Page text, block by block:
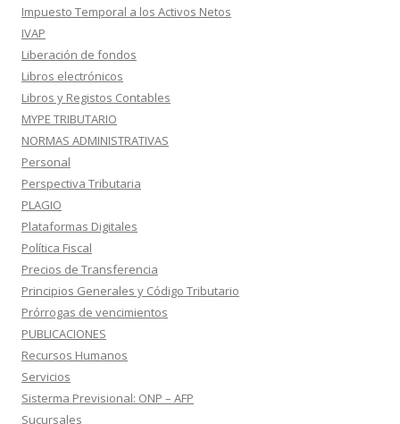
Impuesto Temporal a los Activos Netos
IVAP
Liberación de fondos
Libros electrónicos
Libros y Registos Contables
MYPE TRIBUTARIO
NORMAS ADMINISTRATIVAS
Personal
Perspectiva Tributaria
PLAGIO
Plataformas Digitales
Política Fiscal
Precios de Transferencia
Principios Generales y Código Tributario
Prórrogas de vencimientos
PUBLICACIONES
Recursos Humanos
Servicios
Sisterma Previsional: ONP – AFP
Sucursales